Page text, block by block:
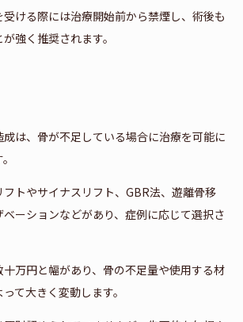
ける際には治療開始前から禁煙し、術後も
強く推奨されます。
は、骨が不足している場合に治療を可能に
トやサイナスリフト、GBR法、遊離骨移
ーションなどがあり、症例に応じて選択さ
万円と幅があり、骨の不足量や使用する材
て大きく変動します。